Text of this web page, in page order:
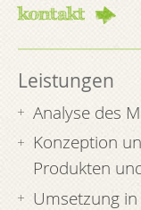
kontakt
Leistungen
Analyse des
Konzeption
Produkten
Umsetzung in